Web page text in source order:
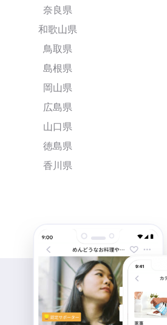
奈良県
和歌山県
鳥取県
島根県
岡山県
広島県
山口県
徳島県
香川県